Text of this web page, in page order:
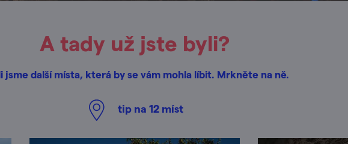
A tady už jste byli?
jsme další místa, která by se vám mohla líbit. Mrkněte na ně.
tip na 12 míst